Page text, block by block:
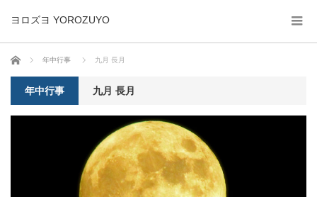
ヨロズヨ YOROZUYO
ホーム 年中行事 九月 長月
年中行事 九月 長月